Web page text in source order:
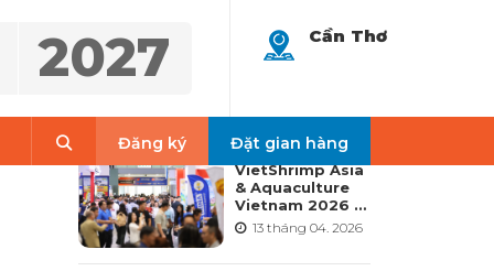
2027 Cần Thơ
Đăng ký
Đặt gian hàng
VietShrimp Asia
& Aquaculture
Vietnam 2026 –
Nền tảng nuôi
trồng thủy sản
13 tháng 04. 2026